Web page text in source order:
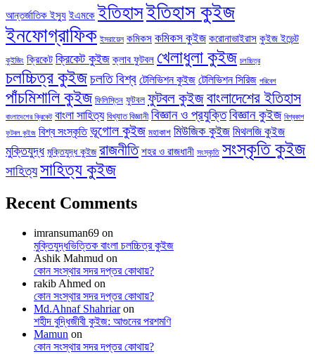
আন্তর্জাতিক ইস্যু ইএমকে ইতিহাসইতিহাস কুইজ
ইনফোগ্রাফিক ইসরায়েল কমিকস কমিকস কুইজ করোনাভাইরাস কুইজ ইভেন্ট
কুইজিং ক্রিকেট ক্রিকেট কুইজ ক্লাব ফুটবল খেলাধুলা কুইজ চলচ্চিত্র
চলচ্চিত্র কুইজচলতি বিশ্ব টেলিভিশন কুইজ টেলিভিশন সিরিজ পরিবেশ
পাঁচমিশালি কুইজ ফিলিস্তিন ফুটবল ফুটবল কুইজবাংলাদেশের ইতিহাস
বাংলাদেশের ক্রিকেট বাংলা সাহিত্য বিখ্যাত বিজ্ঞানী বিজ্ঞান ও প্রযুক্তিবিজ্ঞান কুইজ বিশ্বকাপ
ফুটবল কুইজ বিশ্ব সংস্কৃতি ভূগোল কুইজ মহাকাশ মিউজিক কুইজ মিথলজি কুইজ
মুক্তিযুদ্ধ মুক্তিযুদ্ধ কুইজ রাজনীতি শহর ও রাজধানী সংস্কৃতি সংস্কৃতি কুইজ
সাহিত্যসাহিত্য কুইজ
Recent Comments
imransuman69 on
মুক্তিযুদ্ধভিত্তিক বাংলা চলচ্চিত্র কুইজ
Ashik Mahmud on
কোন সংস্থার সদর দপ্তর কোথায়?
rakib Ahmed on
কোন সংস্থার সদর দপ্তর কোথায়?
Md.Ahnaf Shahriaron
শহীদ বুদ্ধিজীবী কুইজ: আগুনের পরশমণি
Mamun on
কোন সংস্থার সদর দপ্তর কোথায়?